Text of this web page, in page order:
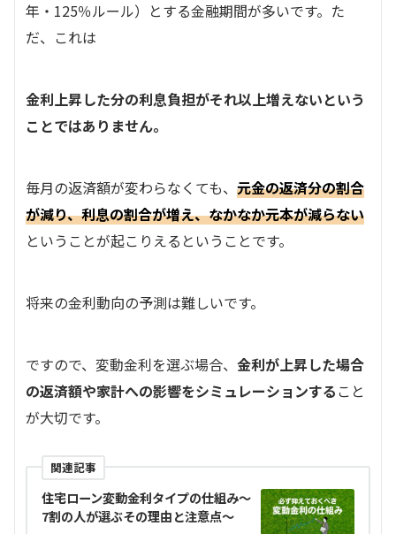
年・125％ルール）とする金融期間が多いです。た
だ、これは
金利上昇した分の利息負担がそれ以上増えないという
ことではありません。
毎月の返済額が変わらなくても、 元金の返済分の割合
が減り、利息の割合が増え、なかなか元本が減らない
ということが起こりえるということです。
将来の金利動向の予測は難しいです。
ですので、変動金利を選ぶ場合、 金利が上昇した場合
の返済額や家計への影響をシミュレーションする こと
が大切です。
関連記事
住宅ローン変動金利タイプの仕組み～
7割の人が選ぶその理由と注意点～